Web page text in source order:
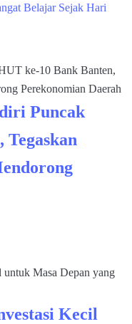
Belajar Sejak Hari
Puncak
Tegaskan
Kecil